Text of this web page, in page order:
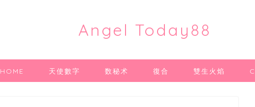
Angel Today88
HOME 天使數字 数秘术 復合 雙生火焰